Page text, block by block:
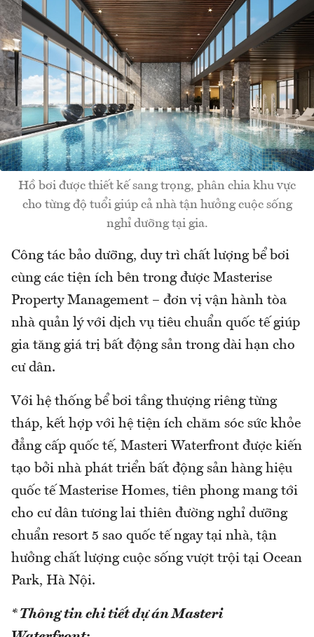
Hồ bơi được thiết kế sang trọng, phân chia khu vực
cho từng độ tuổi giúp cả nhà tận hưởng cuộc sống
nghỉ dưỡng tại gia.
Công tác bảo dưỡng, duy trì chất lượng bể bơi
cùng các tiện ích bên trong được Masterise
Property Management – đơn vị vận hành tòa
nhà quản lý với dịch vụ tiêu chuẩn quốc tế giúp
gia tăng giá trị bất động sản trong dài hạn cho
cư dân.
Với hệ thống bể bơi tầng thượng riêng từng
tháp, kết hợp với hệ tiện ích chăm sóc sức khỏe
đẳng cấp quốc tế, Masteri Waterfront được kiến
tạo bởi nhà phát triển bất động sản hàng hiệu
quốc tế Masterise Homes, tiên phong mang tới
cho cư dân tương lai thiên đường nghỉ dưỡng
chuẩn resort 5 sao quốc tế ngay tại nhà, tận
hưởng chất lượng cuộc sống vượt trội tại Ocean
Park, Hà Nội.
* Thông tin chi tiết dự án Masteri